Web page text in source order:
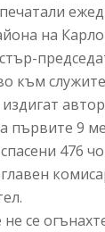
на
първите 9
476
се